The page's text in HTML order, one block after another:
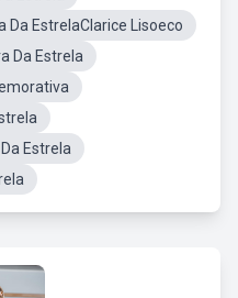
Da EstrelaClarice Lisoeco
Da Estrela
Estrela